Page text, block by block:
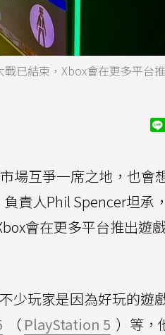
已結束，Xbox會在更多平台
場互爭一席之地，也會
負責人Phil Spencer坦承
會在更多平台推出遊
少玩家是因為好玩的遊
（ PlayStation 5 ）等，